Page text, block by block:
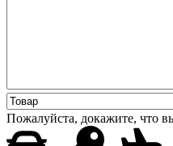
Пожалуйста, докажите, что